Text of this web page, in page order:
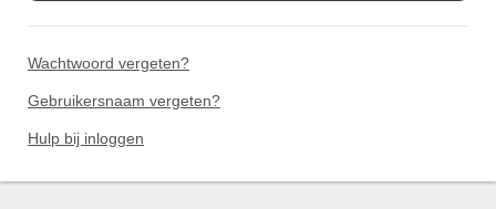
Wachtwoord vergeten?
Gebruikersnaam vergeten?
Hulp bij inloggen